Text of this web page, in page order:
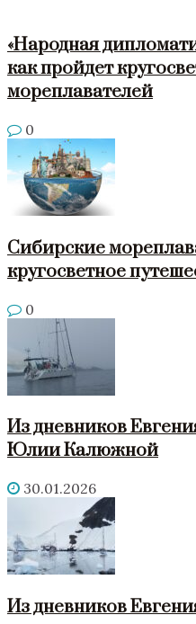
«Народная
как пройдет
мореплавателей
0
Сибирские
кругосветное
0
Из дневников
Юлии Калюжной
30.01.2026
Из дневников